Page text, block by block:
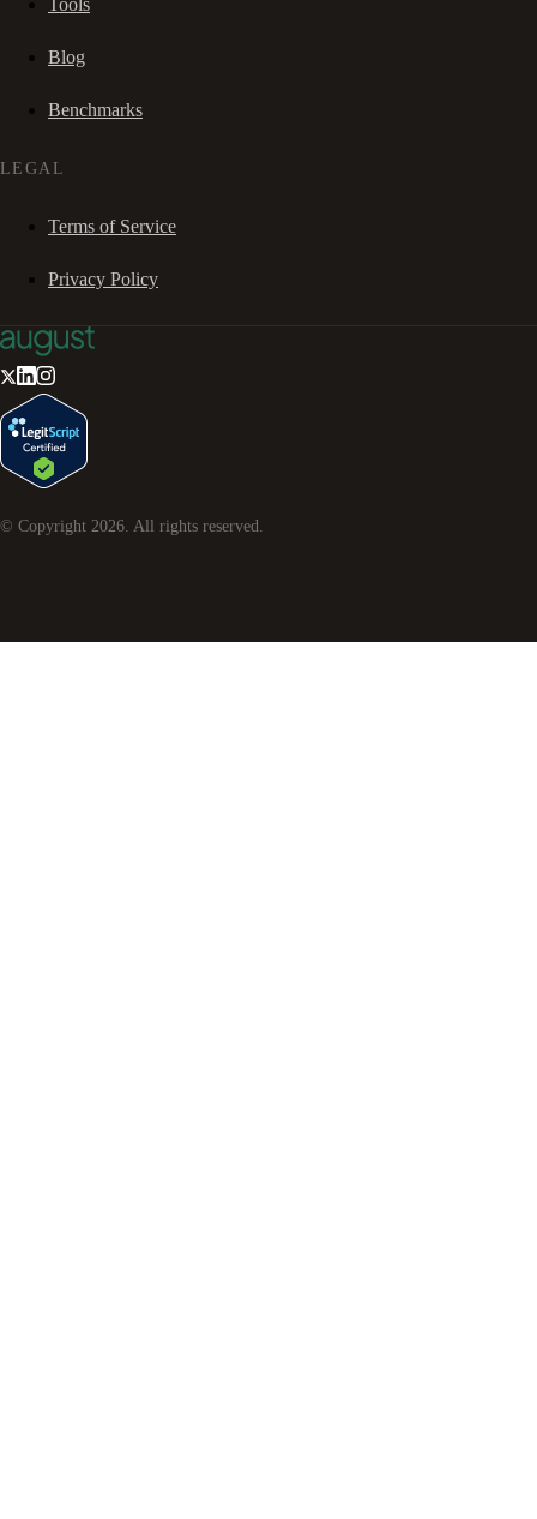
Blog
Benchmarks
LEGAL
Terms of Service
Privacy Policy
© Copyright 2026 . All rights reserved.